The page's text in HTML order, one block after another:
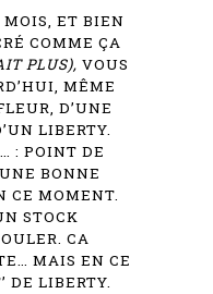
MOIS, ET BIEN
COMME ÇA
PLUS), VOUS
MÊME
D’UNE
LIBERTY.
: POINT DE
BONNE
CE MOMENT.
STOCK
CA
MAIS EN CE
DE LIBERTY.